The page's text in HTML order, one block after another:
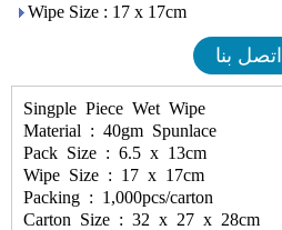
Wipe Size : 17 x 17cm
اتصل بنا
Singple Piece Wet Wipe
Material : 40gm Spunlace
Pack Size : 6.5 x 13cm
Wipe Size : 17 x 17cm
Packing : 1,000pcs/carton
Carton Size : 32 x 27 x 28cm